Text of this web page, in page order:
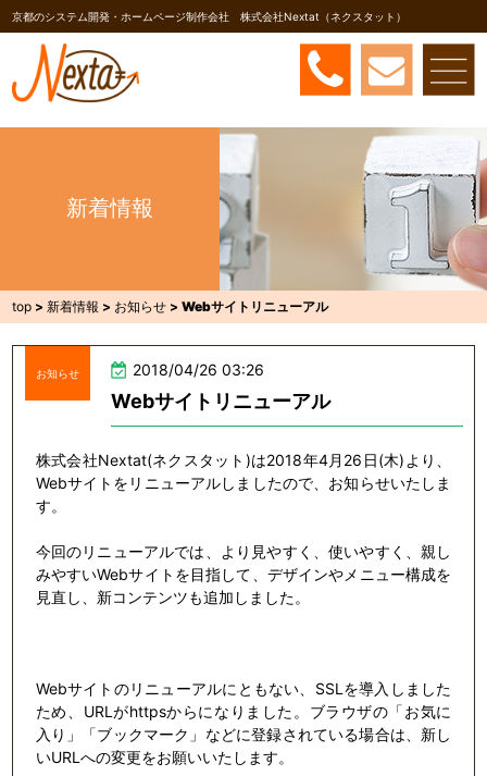
京都のシステム開発・ホームページ制作会社 株式会社Nextat（ネクスタット）
新着情報
top >新着情報 > お知らせ >Webサイトリニューアル
お知らせ 2018/04/26 03:26
Webサイトリニューアル
株式会社Nextat(ネクスタット)は2018年4月26日(木)より、
Webサイトをリニューアルしましたので、お知らせいたしま
す。
今回のリニューアルでは、より見やすく、使いやすく、親し
みやすいWebサイトを目指して、デザインやメニュー構成を
見直し、新コンテンツも追加しました。
Webサイトのリニューアルにともない、SSLを導入しました
ため、URLがhttpsからになりました。ブラウザの「お気に
入り」「ブックマーク」などに登録されている場合は、新し
いURLへの変更をお願いいたします。